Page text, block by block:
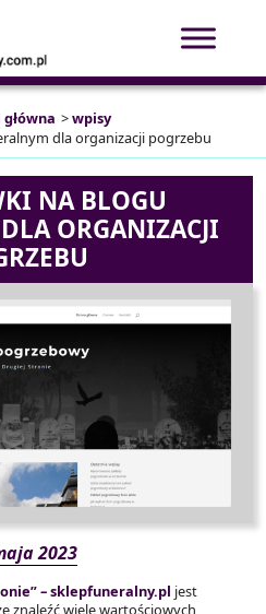
>wpisy
dla organizacji pogrzebu
NA BLOGU
ORGANIZACJI
2023
– sklepfuneralny.pl jest
znaleźć wiele wartościowych